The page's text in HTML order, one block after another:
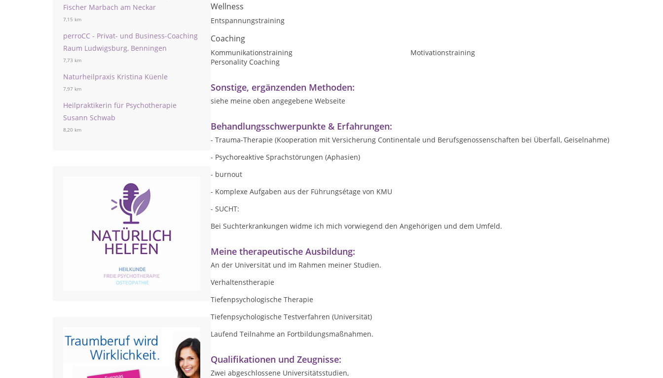
Fischer Marbach am Neckar
7,15 km
perroCC - Privat- und Business-Coaching
Raum Ludwigsburg, Benningen
7,73 km
Naturheilpraxis Kristina Küenle
7,97 km
Heilpraktikerin für Psychotherapie
Susann Schwab
8,20 km
Wellness
Entspannungstraining
Coaching
Kommunikationstraining
Motivationstraining
Personality Coaching
Sonstige, ergänzenden Methoden:
siehe meine oben angegebene Webseite
Behandlungsschwerpunkte & Erfahrungen:
- Trauma-Therapie (Kooperation mit Versicherung Continentale und Berufsgenossenschaften bei Überfall, Geiselnahme)
- Psychoreaktive Sprachstörungen (Aphasien)
- burnout
- Komplexe Aufgaben aus der Führungsétage von KMU
- SUCHT:
Bei Suchterkrankungen widme ich mich vorwiegend den Angehörigen und dem Umfeld.
Meine therapeutische Ausbildung:
An der Universität und im Rahmen meiner Studien.
Verhaltenstherapie
Tiefenpsychologische Therapie
Tiefenpsychologische Testverfahren (Universität)
Laufend Teilnahme an Fortbildungsmaßnahmen.
Qualifikationen und Zeugnisse:
Zwei abgeschlossene Universitätsstudien,